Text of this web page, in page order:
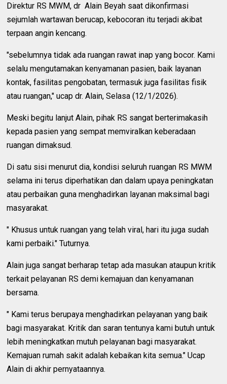
Direktur RS MWM, dr Alain Beyah saat dikonfirmasi
sejumlah wartawan berucap, kebocoran itu terjadi akibat
terpaan angin kencang.
"sebelumnya tidak ada ruangan rawat inap yang bocor. Kami
selalu mengutamakan kenyamanan pasien, baik layanan
kontak, fasilitas pengobatan, termasuk juga fasilitas fisik
atau ruangan," ucap dr. Alain, Selasa (12/1/2026).
Meski begitu lanjut Alain, pihak RS sangat berterimakasih
kepada pasien yang sempat memviralkan keberadaan
ruangan dimaksud.
Di satu sisi menurut dia, kondisi seluruh ruangan RS MWM
selama ini terus diperhatikan dan dalam upaya peningkatan
atau perbaikan guna menghadirkan layanan maksimal bagi
masyarakat.
" Khusus untuk ruangan yang telah viral, hari itu juga sudah
kami perbaiki." Tuturnya.
Alain juga sangat berharap tetap ada masukan ataupun kritik
terkait pelayanan RS demi kemajuan dan kenyamanan
bersama.
" Kami terus berupaya menghadirkan pelayanan yang baik
bagi masyarakat. Kritik dan saran tentunya kami butuh untuk
lebih meningkatkan mutuh pelayanan bagi masyarakat.
Kemajuan rumah sakit adalah kebaikan kita semua." Ucap
Alain di akhir pernyataannya.